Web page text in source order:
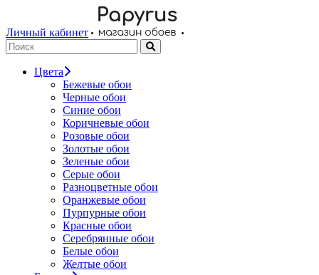
Личный кабинет
Цвета
Бежевые обои
Черные обои
Синие обои
Коричневые обои
Розовые обои
Золотые обои
Зеленые обои
Серые обои
Разноцветные обои
Оранжевые обои
Пурпурные обои
Красные обои
Серебрянные обои
Белые обои
Желтые обои